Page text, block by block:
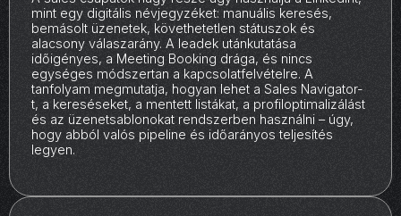
mint egy digitális névjegyzéket: manuális keresés,
bemásolt üzenetek, követhetetlen státuszok és
alacsony válaszarány. A leadek utánkutatása
időigényes, a Meeting Booking drága, és nincs
egységes módszertan a kapcsolatfelvételre. A
tanfolyam megmutatja, hogyan lehet a Sales Navigator-
t, a kereséseket, a mentett listákat, a profiloptimalizálást
és az üzenetsablonokat rendszerben használni – úgy,
hogy abból valós pipeline és időarányos teljesítés
legyen.